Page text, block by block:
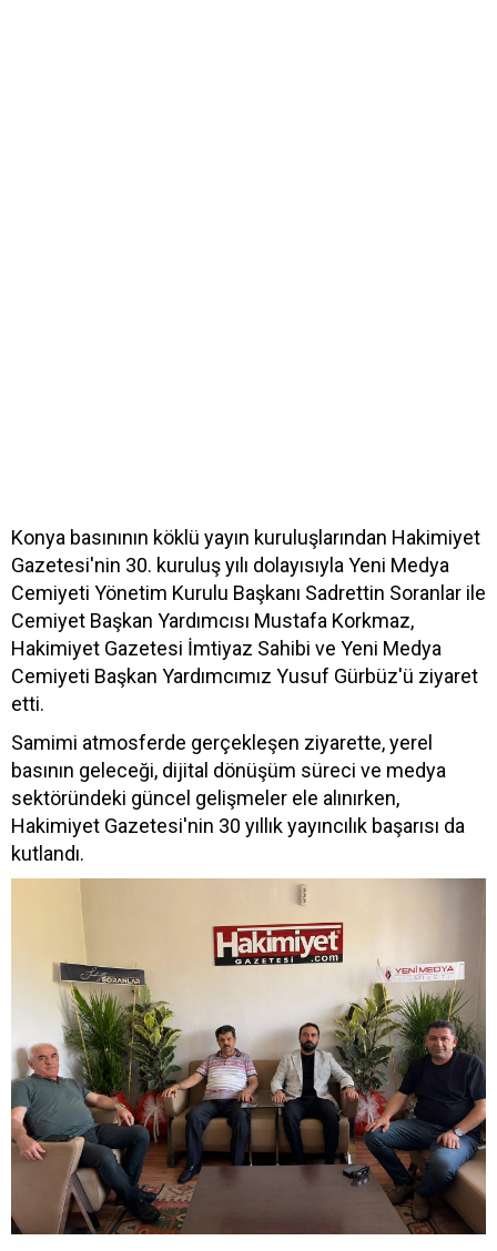
Konya basınının köklü yayın kuruluşlarından Hakimiyet
Gazetesi'nin 30. kuruluş yılı dolayısıyla Yeni Medya
Cemiyeti Yönetim Kurulu Başkanı Sadrettin Soranlar ile
Cemiyet Başkan Yardımcısı Mustafa Korkmaz,
Hakimiyet Gazetesi İmtiyaz Sahibi ve Yeni Medya
Cemiyeti Başkan Yardımcımız Yusuf Gürbüz'ü ziyaret
etti.
Samimi atmosferde gerçekleşen ziyarette, yerel
basının geleceği, dijital dönüşüm süreci ve medya
sektöründeki güncel gelişmeler ele alınırken,
Hakimiyet Gazetesi'nin 30 yıllık yayıncılık başarısı da
kutlandı.